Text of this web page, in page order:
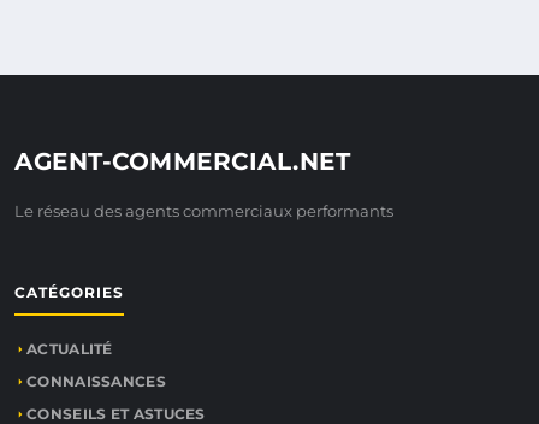
AGENT-COMMERCIAL.NET
Le réseau des agents commerciaux performants
CATÉGORIES
ACTUALITÉ
CONNAISSANCES
CONSEILS ET ASTUCES